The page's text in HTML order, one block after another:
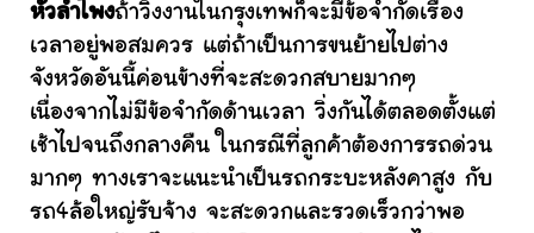
หัวลำโพงถ้าวิ่งงานในกรุงเทพก็จะมีข้อจำกัดเรื่อง
เวลาอยู่พอสมควร แต่ถ้าเป็นการขนย้ายไปต่าง
จังหวัดอันนี้ค่อนข้างที่จะสะดวกสบายมากๆ
เนื่องจากไม่มีข้อจำกัดด้านเวลา วิ่งกันได้ตลอดตั้งแต่
เช้าไปจนถึงกลางคืน ในกรณีที่ลูกค้าต้องการรถด่วน
มากๆ ทางเราจะแนะนำเป็นรถกระบะหลังคาสูง กับ
รถ4ล้อใหญ่รับจ้าง จะสะดวกและรวดเร็วกว่าพอ